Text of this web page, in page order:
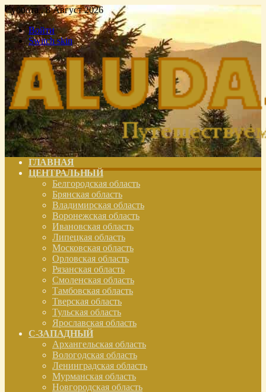
Суббота , 8 Август 2026
Войти
Switch skin
ГЛАВНАЯ
ЦЕНТРАЛЬНЫЙ
Белгородская область
Брянская область
Владимирская область
Воронежская область
Ивановская область
Липецкая область
Московская область
Орловская область
Рязанская область
Смоленская область
Тамбовская область
Тверская область
Тульская область
Ярославская область
С-ЗАПАДНЫЙ
Архангельская область
Вологодская область
Ленинградская область
Мурманская область
Новгородская область